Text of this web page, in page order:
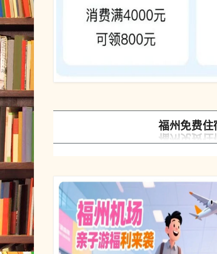
福州免费住